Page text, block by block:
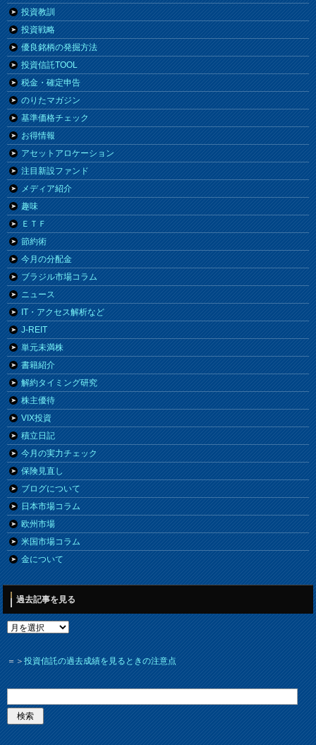
投資教訓
投資戦略
優良銘柄の発掘方法
投資信託TOOL
税金・確定申告
のりたマガジン
基準価格チェック
お得情報
アセットアロケーション
注目新設ファンド
メディア紹介
趣味
ＥＴＦ
節約術
今月の分配金
ブラジル市場コラム
ニュース
IT・アクセス解析など
J-REIT
単元未満株
書籍紹介
解約タイミング研究
株主優待
VIX投資
積立日記
今月の実力チェック
保険見直し
ブログについて
日本市場コラム
欧州市場
米国市場コラム
金について
過去記事を見る
＝＞投資信託の過去成績を見るときの注意点